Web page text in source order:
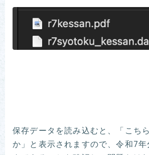
保存データを読み込むと、「こち
か」と表示されますので、令和7